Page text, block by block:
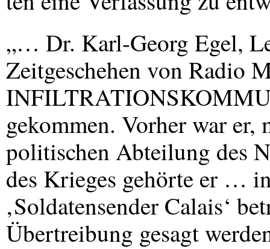
„… Dr. Karl-Georg Egel,
Zeitgeschehen von Radio
gekommen. Vorher war
politischen Abteilung des
des Krieges gehörte er …
‚Soldatensender Calais‘
Übertreibung gesagt